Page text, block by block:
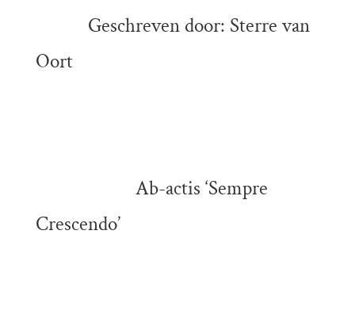
Geschreven door: Sterre van
Oort
Ab-actis ‘Sempre
Crescendo’